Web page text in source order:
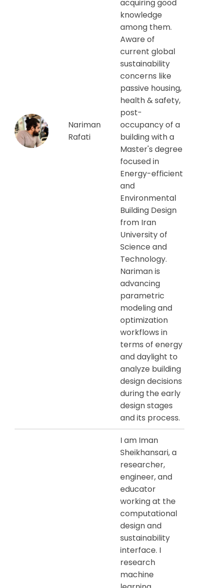
Nariman
Rafati
acquiring good
knowledge
among them.
Aware of
current global
sustainability
concerns like
passive housing,
health & safety,
post-
occupancy of a
building with a
Master's degree
focused in
Energy-efficient
and
Environmental
Building Design
from Iran
University of
Science and
Technology.
Nariman is
advancing
parametric
modeling and
optimization
workflows in
terms of energy
and daylight to
analyze building
design decisions
during the early
design stages
and its process.
I am Iman
Sheikhansari, a
researcher,
engineer, and
educator
working at the
computational
design and
sustainability
interface. I
research
machine